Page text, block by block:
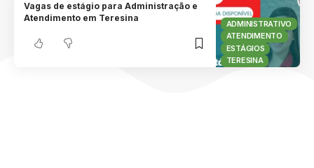
ADMINISTRATIVO
ATENDIMENTO
ESTÁGIOS
TERESINA
Vagas de estágio para Administração e
Atendimento em Teresina